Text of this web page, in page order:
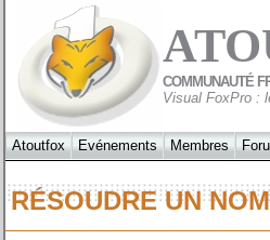
COMMUNAUTÉ
Visual FoxPro :
Atoutfox Evénements Membres
RÉSOUDRE UN